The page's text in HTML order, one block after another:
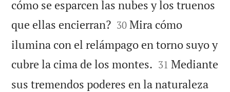
cómo se esparcen las nubes y los truenos
que ellas encierran?
30 Mira cómo
ilumina con el relámpago en torno suyo y
cubre la cima de los montes. 

31 Mediante
sus tremendos poderes en la naturaleza